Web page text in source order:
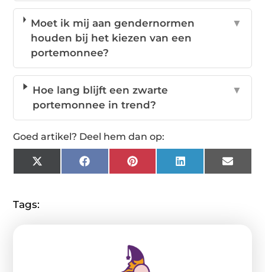
Moet ik mij aan gendernormen
houden bij het kiezen van een
portemonnee?
▼
Hoe lang blijft een zwarte
portemonnee in trend?
▼
Goed artikel? Deel hem dan op:
X
(Twitter)
FacebookPinterestLinkedInEmail
Tags: